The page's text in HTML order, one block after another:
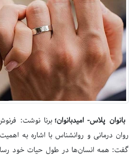
بانوان پلاس- امیدبانوان؛برنا نوشت:
روان درمانی و روانشناس با اشاره به
گفت: همه انسان‌ها در طول حیات خود